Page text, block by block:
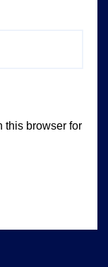
this browser for